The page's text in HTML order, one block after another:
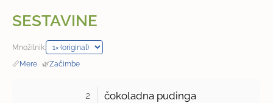
SESTAVINE
Množilnik:
📏Mere · 🌿Začimbe
2 čokoladna pudinga